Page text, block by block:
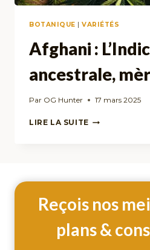
BOTANIQUE |VARIÉTÉS
Afghani :
ancestrale,
Par OG Hunter 17 mars 2025
LIRE LA SUITEAFGHANI
Reçois nos
plans &